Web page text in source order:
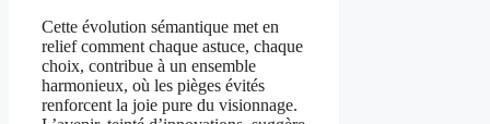
Cette évolution sémantique met en
relief comment chaque astuce, chaque
choix, contribue à un ensemble
harmonieux, où les pièges évités
renforcent la joie pure du visionnage.